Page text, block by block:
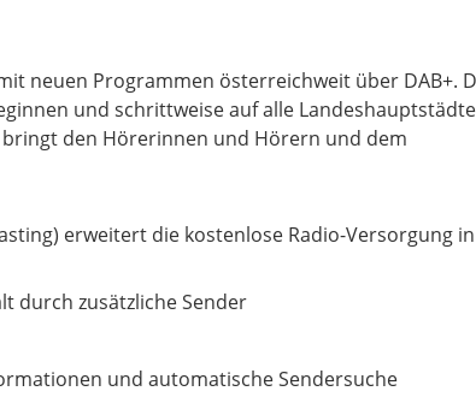
neuen Programmen österreichweit über DAB+.
und schrittweise auf alle Landeshauptstädte
den Hörerinnen und Hörern und dem
erweitert die kostenlose Radio-Versorgung in
durch zusätzliche Sender
und automatische Sendersuche